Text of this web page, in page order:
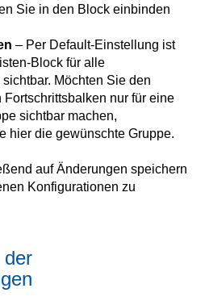
Sie in den Block einbinden
– Per Default-Einstellung ist
Block für alle
Möchten Sie den
nur für eine
sichtbar machen,
hier die gewünschte Gruppe.
auf Änderungen speichern
Konfigurationen zu
der